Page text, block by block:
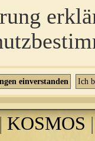
| KOSMOS